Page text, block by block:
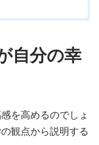
自分の幸
を高めるのでしょ
観点から説明する